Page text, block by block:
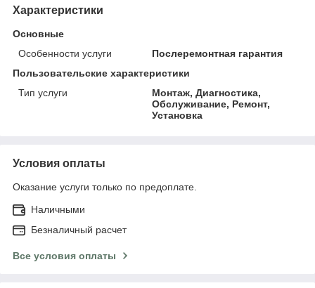
Характеристики
Основные
Особенности услуги
Послеремонтная гарантия
Пользовательские характеристики
Тип услуги
Монтаж, Диагностика,
Обслуживание, Ремонт,
Установка
Условия оплаты
Оказание услуги только по предоплате.
Наличными
Безналичный расчет
Все условия оплаты